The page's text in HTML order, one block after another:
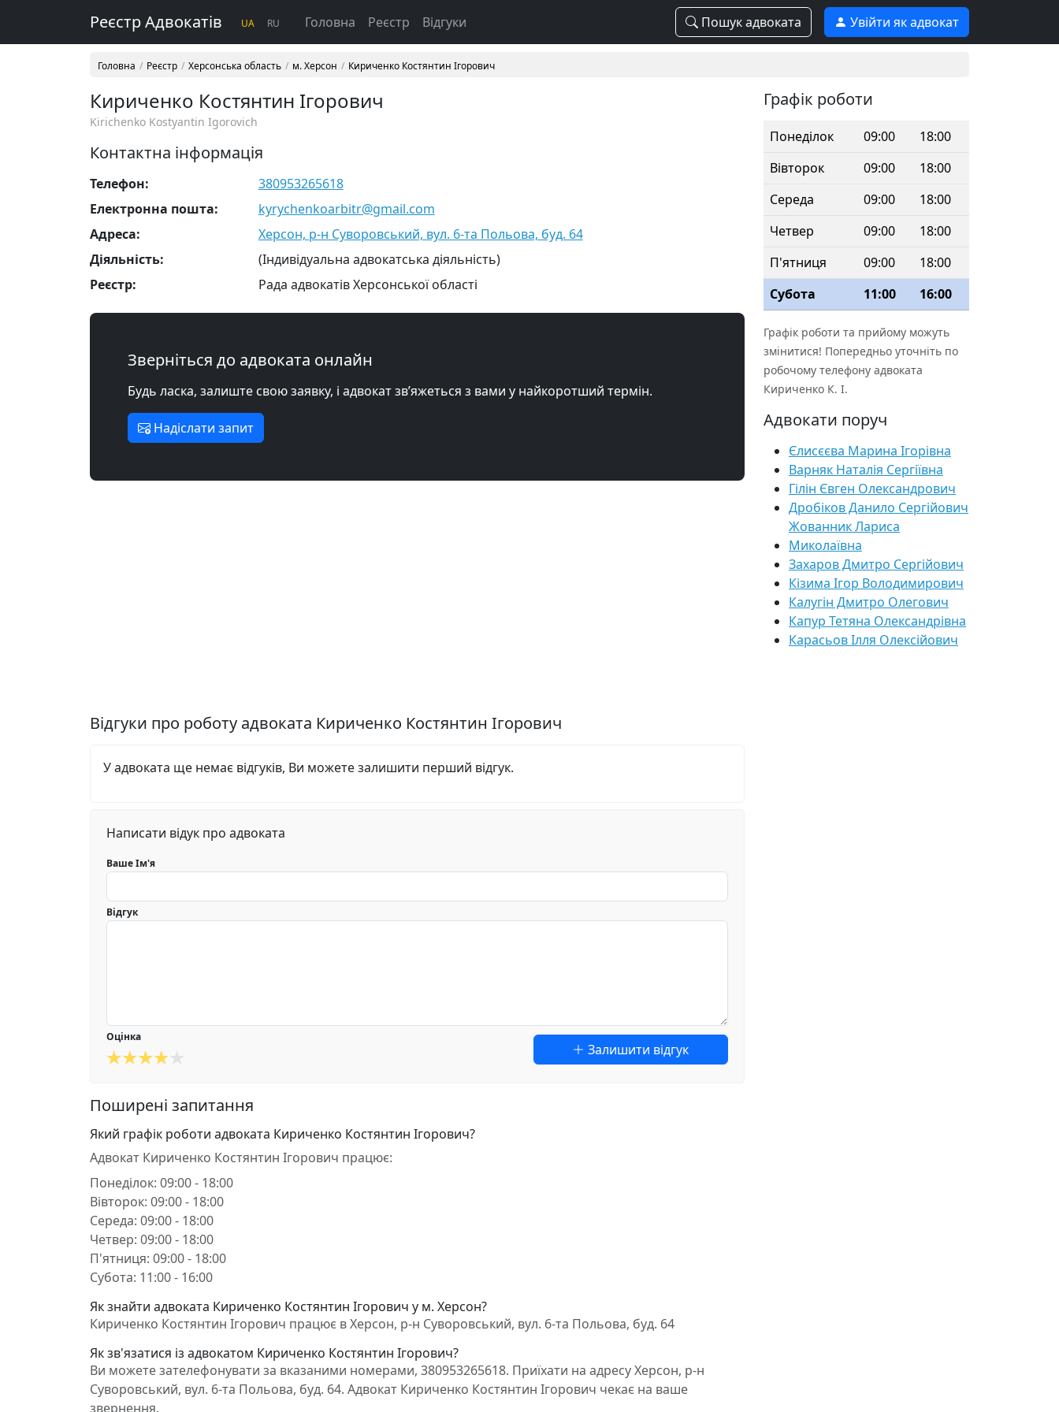
Реєстр Адвокатів UA RU Головна Реєстр Відгуки Пошук адвоката Увійти як адвокат
Головна Реєстр Херсонська область м. Херсон Кириченко Костянтин Ігорович
Кириченко Костянтин Ігорович
Kirichenko Kostyantin Igorovich
Контактна інформація
Телефон:
380953265618
Електронна пошта:
kyrychenkoarbitr@gmail.com
Адреса:
Херсон, р-н Суворовський, вул. 6-та Польова, буд. 64
Діяльність:
(Індивідуальна адвокатська діяльність)
Реєстр:
Рада адвокатів Херсонської області
Зверніться до адвоката онлайн
Будь ласка, залиште свою заявку, і адвокат зв’яжеться з вами у найкоротший термін.
Надіслати запит
Відгуки про роботу адвоката Кириченко Костянтин Ігорович
У адвоката ще немає відгуків, Ви можете залишити перший відгук.
Написати відук про адвоката
Ваше Ім'я
Відгук
Оцінка
Залишити відгук
Поширені запитання
Який графік роботи адвоката Кириченко Костянтин Ігорович?
Адвокат Кириченко Костянтин Ігорович працює:
Понеділок: 09:00 - 18:00
Вівторок: 09:00 - 18:00
Середа: 09:00 - 18:00
Четвер: 09:00 - 18:00
П'ятниця: 09:00 - 18:00
Субота: 11:00 - 16:00
Як знайти адвоката Кириченко Костянтин Ігорович у м. Херсон?
Кириченко Костянтин Ігорович працює в Херсон, р-н Суворовський, вул. 6-та Польова, буд. 64
Як зв'язатися із адвокатом Кириченко Костянтин Ігорович?
Ви можете зателефонувати за вказаними номерами, 380953265618. Приїхати на адресу Херсон, р-н
Суворовський, вул. 6-та Польова, буд. 64. Адвокат Кириченко Костянтин Ігорович чекає на ваше
звернення.
Графік роботи
Понеділок 09:00
18:00
Вівторок
09:00
18:00
Середа
09:00
18:00
Четвер
09:00
18:00
П'ятниця
09:00
18:00
Субота
11:00 16:00
Графік роботи та прийому можуть
змінитися! Попередньо уточніть по
робочому телефону адвоката
Кириченко К. І.
Адвокати поруч
Єлисєєва Марина Ігорівна
Варняк Наталія Сергіївна
Гілін Євген Олександрович
Дробіков Данило Сергійович
Жованник Лариса
Миколаївна
Захаров Дмитро Сергійович
Кізима Ігор Володимирович
Калугін Дмитро Олегович
Капур Тетяна Олександрівна
Карасьов Ілля Олексійович